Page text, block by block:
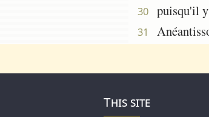
30 puisqu'il
31
This site